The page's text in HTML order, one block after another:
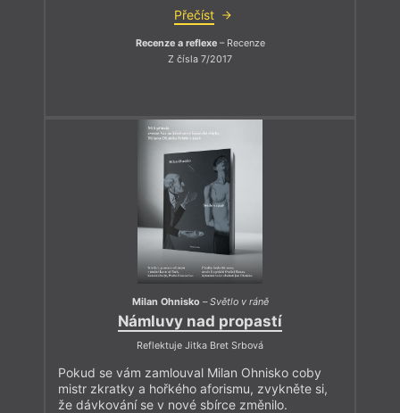
Přečíst
Recenze a reflexe– Recenze
Z čísla 7/2017
Milan Ohnisko –Světlo v ráně
Námluvy nad propastí
Reflektuje Jitka Bret Srbová
Pokud se vám zamlouval Milan Ohnisko coby
mistr zkratky a hořkého aforismu, zvykněte si,
že dávkování se v nové sbírce změnilo.